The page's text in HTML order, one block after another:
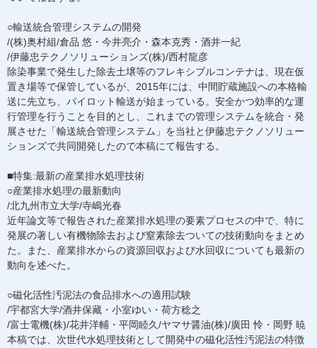
○輸送統合管理システムの開発
/(株)奥村組/倉品 悠・今井亮介・森本克秀・酒井一紀
/伊藤忠テクノソリューションズ(株)/西村龍彦
除染事業で発生した除去土壌等のフレキシブルコンテナは、現在仮
置き場等で保管しているが、2015年には、中間貯蔵施設への本格輸
送に先立ち、パイロット輸送が始まっている。安全かつ効率的な運
行管理を行うことを目的とし、これまでの管理システムを統合・発
展させた「輸送統合管理システム」を当社と伊藤忠テクノソリュー
ションズで共同開発したので本稿にて報告する。
■特集:最新の産業排水処理技術
○産業排水処理の最新動向
/北九州市立大学/寺嶋光春
近年論文等で報告された産業排水処理の要素プロセスの中で、特に
発展の著しい有機物除去および窒素除去ついての技術動向をまとめ
た。また、産業排水からの資源回収および水回収についても最新の
動向を述べた。
○磁化活性汚泥法の食品排水への適用試験
/宇都宮大学/酒井保藏・小室ゆい・荷方稔之
/富士電機(株)/花井洋輔・平岡睦久/ヤマサ醤油(株)/廣田 怜・岡野 暁
本稿では、次世代水処理技術として開発中の磁化活性汚泥法の特徴